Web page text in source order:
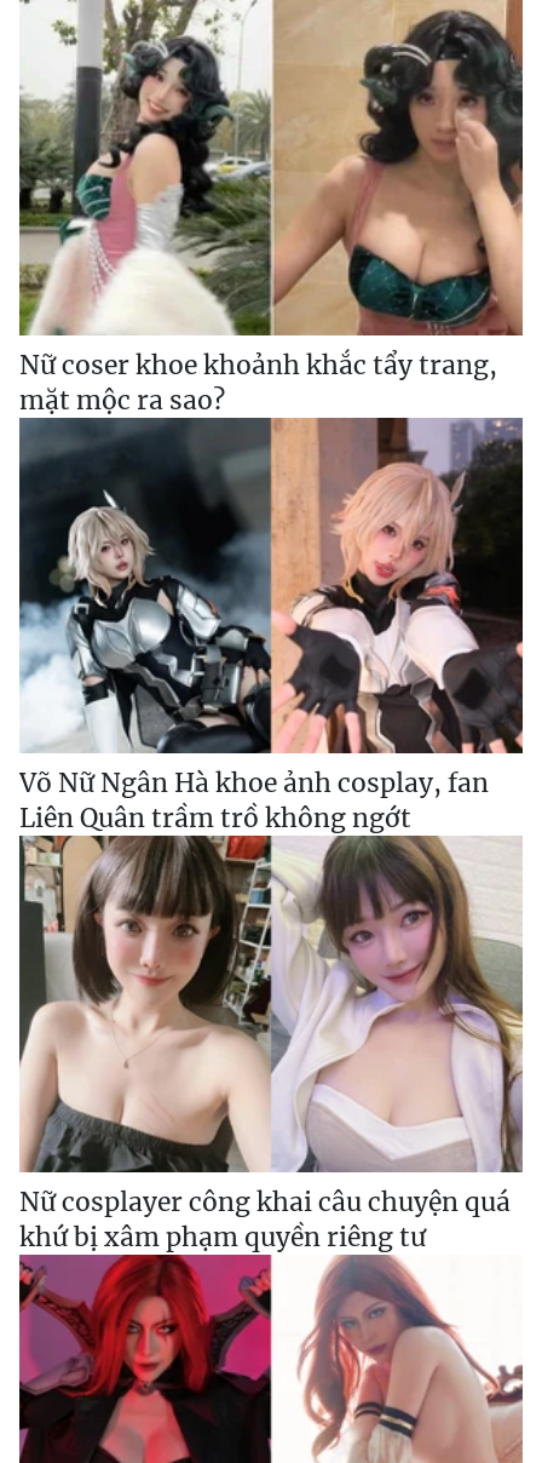
Nữ coser khoe khoảnh khắc tẩy trang,
mặt mộc ra sao?
Võ Nữ Ngân Hà khoe ảnh cosplay, fan
Liên Quân trầm trồ không ngớt
Nữ cosplayer công khai câu chuyện quá
khứ bị xâm phạm quyền riêng tư